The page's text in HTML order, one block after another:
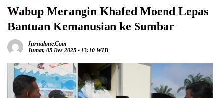
Wabup Merangin Khafed Moend Lepas
Bantuan Kemanusian ke Sumbar
Jurnalone.com
Jumat, 05 Des 2025 - 13:10 WIB